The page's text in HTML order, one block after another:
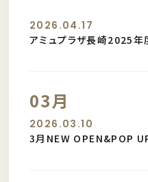
2026.04.17
アミュプラザ長崎2025年
03月
2026.03.10
3月NEW OPEN&POP